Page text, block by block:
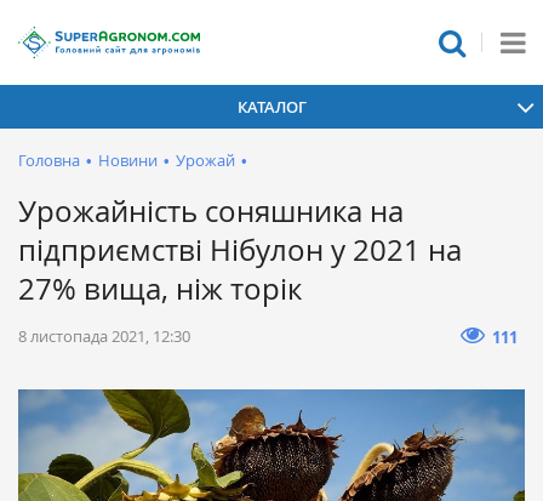
КАТАЛОГ
Головна • Новини • Урожай •
Урожайність соняшника на
підприємстві Нібулон у 2021 на
27% вища, ніж торік
8 листопада 2021, 12:30 111